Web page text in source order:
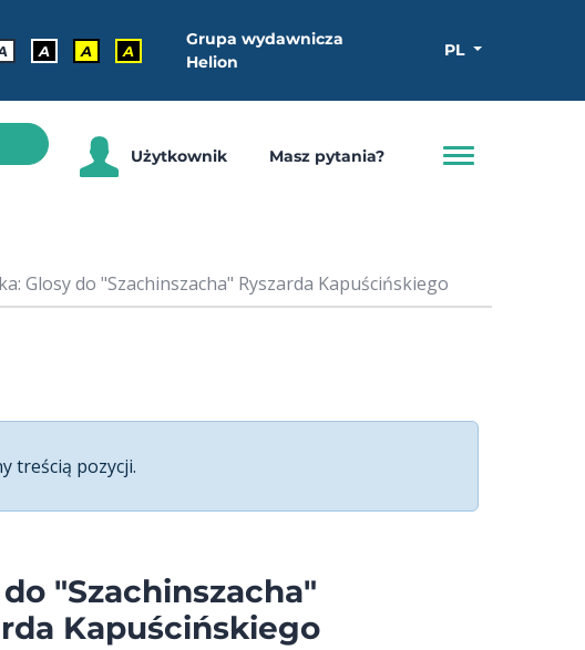
A A A
Grupa wydawnicza
Helion
PL
Użytkownik Masz pytania?
Glosy do "Szachinszacha" Ryszarda Kapuścińskiego
treścią pozycji.
"Szachinszacha"
Kapuścińskiego